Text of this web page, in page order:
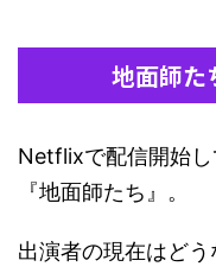
地面師た
Netflixで配信開始
『地面師たち』。
出演者の現在はど